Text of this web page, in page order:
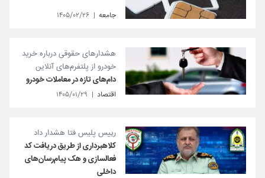
جامعه ۱۴۰۵/۰۲/۲۶
هشدارهای حقوقی درباره خرید
خودرو از پلتفرم‌های آنلاین
دام‌های تازه در معاملات خودرو
اقتصاد ۱۴۰۵/۰۱/۲۹
رییس پلیس فتا هشدار داد
کلاهبرداری از طریق دریافت کد
فعالسازی و هک پیام‌رسان‌های
داخلی